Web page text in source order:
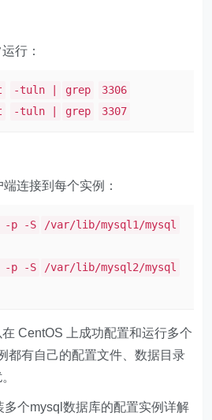
行：
-tuln | grep
3306
-tuln | grep 3307
连接到每个实例：
-p -S
/var/lib/mysql1/mysql
-p -S
/var/lib/mysql2/mysql
CentOS 上成功配置和运行多个
都有自己的配置文件、数据目录
多个mysql数据库的配置实例详解